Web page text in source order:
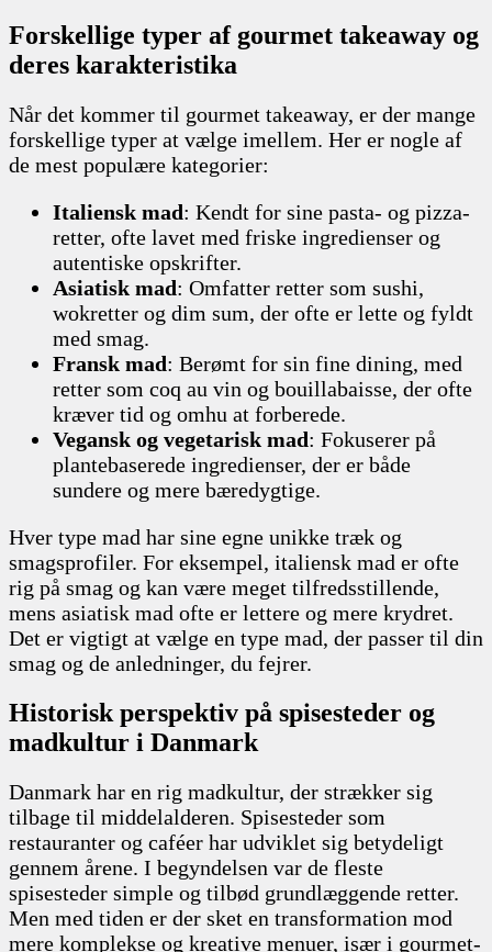
Forskellige typer af gourmet takeaway og
deres karakteristika
Når det kommer til gourmet takeaway, er der mange
forskellige typer at vælge imellem. Her er nogle af
de mest populære kategorier:
Italiensk mad: Kendt for sine pasta- og pizza-
retter, ofte lavet med friske ingredienser og
autentiske opskrifter.
Asiatisk mad: Omfatter retter som sushi,
wokretter og dim sum, der ofte er lette og fyldt
med smag.
Fransk mad: Berømt for sin fine dining, med
retter som coq au vin og bouillabaisse, der ofte
kræver tid og omhu at forberede.
Vegansk og vegetarisk mad: Fokuserer på
plantebaserede ingredienser, der er både
sundere og mere bæredygtige.
Hver type mad har sine egne unikke træk og
smagsprofiler. For eksempel, italiensk mad er ofte
rig på smag og kan være meget tilfredsstillende,
mens asiatisk mad ofte er lettere og mere krydret.
Det er vigtigt at vælge en type mad, der passer til din
smag og de anledninger, du fejrer.
Historisk perspektiv på spisesteder og
madkultur i Danmark
Danmark har en rig madkultur, der strækker sig
tilbage til middelalderen. Spisesteder som
restauranter og caféer har udviklet sig betydeligt
gennem årene. I begyndelsen var de fleste
spisesteder simple og tilbød grundlæggende retter.
Men med tiden er der sket en transformation mod
mere komplekse og kreative menuer, især i gourmet-